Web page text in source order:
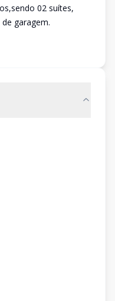
02 suítes,
garagem.